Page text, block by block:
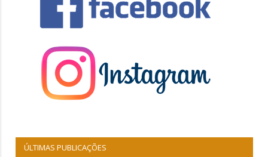
ÚLTIMAS PUBLICAÇÕES